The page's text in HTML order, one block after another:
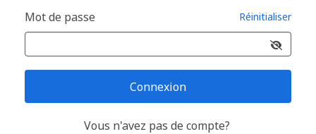
Mot de passe Réinitialiser
Connexion
Vous n'avez pas de compte?